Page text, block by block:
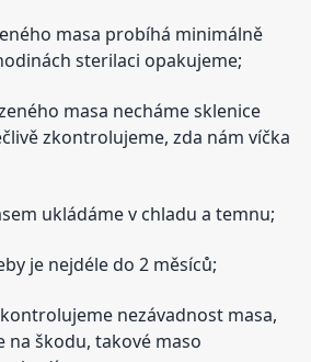
masa probíhá minimálně
sterilaci opakujeme;
masa necháme sklenice
zkontrolujeme, zda nám víčka
ukládáme v chladu a temnu;
je nejdéle do 2 měsíců;
nezávadnost masa,
na škodu, takové maso